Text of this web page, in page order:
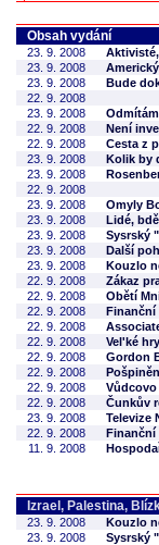
Obsah vydání
23. 9. 2008
23. 9. 2008
23. 9. 2008
Bude
22. 9. 2008
23. 9. 2008
22. 9. 2008
Není
22. 9. 2008
Cesta z
23. 9. 2008
Kolik by
23. 9. 2008
22. 9. 2008
23. 9. 2008
Omyly
23. 9. 2008
Lidé,
23. 9. 2008
Sysrský
23. 9. 2008
Další
23. 9. 2008
Kouzlo
22. 9. 2008
Zákaz
22. 9. 2008
Obětí
22. 9. 2008
Finanční
22. 9. 2008
22. 9. 2008
Vel'ké
22. 9. 2008
Gordon
22. 9. 2008
22. 9. 2008
22. 9. 2008
Čunkův
23. 9. 2008
Televize
22. 9. 2008
Finanční
11. 9. 2008
Izrael, Palestina,
23. 9. 2008
Kouzlo
23. 9. 2008
Sysrský